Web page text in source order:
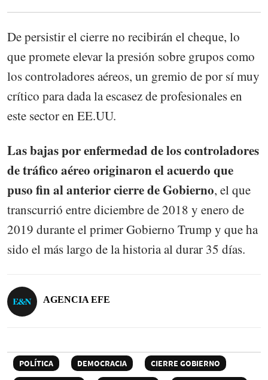
De persistir el cierre no recibirán el cheque, lo
que promete elevar la presión sobre grupos como
los controladores aéreos, un gremio de por sí muy
crítico para dada la escasez de profesionales en
este sector en EE.UU.
Las bajas por enfermedad de los controladores
de tráfico aéreo originaron el acuerdo que
puso fin al anterior cierre de Gobierno, el que
transcurrió entre diciembre de 2018 y enero de
2019 durante el primer Gobierno Trump y que ha
sido el más largo de la historia al durar 35 días.
AGENCIA EFE
POLÍTICA DEMOCRACIA
CIERRE GOBIERNO